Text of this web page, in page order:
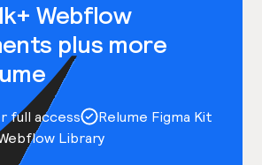
Webflow
plus more
full access
Relume Figma Kit
Library